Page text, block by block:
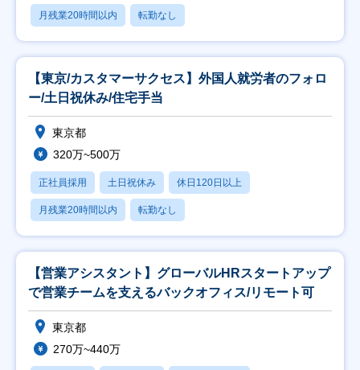
月残業20時間以内 転勤なし
【東京/カスタマーサクセス】外国人就労者のフォロ
ー/土日祝休み/住宅手当
東京都
320万~500万
正社員採用 土日祝休み 休日120日以上
月残業20時間以内 転勤なし
【営業アシスタント】グローバルHRスタートアップ
で営業チームを支えるバックオフィス/リモート可
東京都
270万~440万